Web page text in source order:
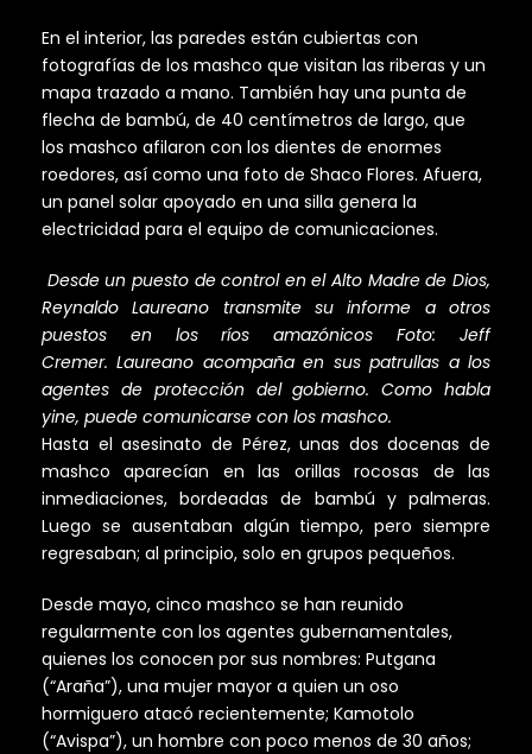
En el interior, las paredes están cubiertas con
fotografías de los mashco que visitan las riberas y un
mapa trazado a mano. También hay una punta de
flecha de bambú, de 40 centímetros de largo, que
los mashco afilaron con los dientes de enormes
roedores, así como una foto de Shaco Flores. Afuera,
un panel solar apoyado en una silla genera la
electricidad para el equipo de comunicaciones.
Desde un puesto de control en el Alto Madre de Dios,
Reynaldo Laureano transmite su informe a otros
puestos en los ríos amazónicos Foto: Jeff
Cremer.Laureano acompaña en sus patrullas a los
agentes de protección del gobierno. Como habla
yine, puede comunicarse con los mashco.
Hasta el asesinato de Pérez, unas dos docenas de
mashco aparecían en las orillas rocosas de las
inmediaciones, bordeadas de bambú y palmeras.
Luego se ausentaban algún tiempo, pero siempre
regresaban; al principio, solo en grupos pequeños.
Desde mayo, cinco mashco se han reunido
regularmente con los agentes gubernamentales,
quienes los conocen por sus nombres: Putgana
(“Araña”), una mujer mayor a quien un oso
hormiguero atacó recientemente; Kamotolo
(“Avispa”), un hombre con poco menos de 30 años;